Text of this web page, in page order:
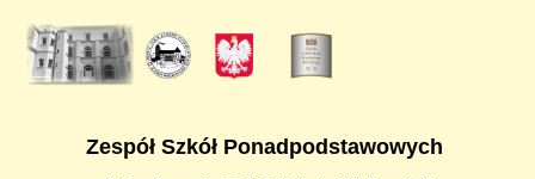
Zespół Szkół Ponadpodstawowych